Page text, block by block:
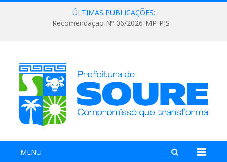
ÚLTIMAS PUBLICAÇÕES:
Recomendação Nº 06/2026-MP-PJS
MENU